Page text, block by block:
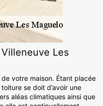
Les
votre maison. Étant placée
se doit d’avoir une
aléas climatiques ainsi que